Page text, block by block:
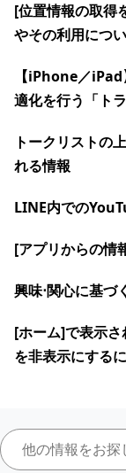
[位置情報の取得
やその利用につ
【iPhone／
適化を行う「ト
トークリストの
れる情報
LINE内での
[アプリからの情
興味⋅関心に​基づ
[ホーム]で表示
を非表示にする